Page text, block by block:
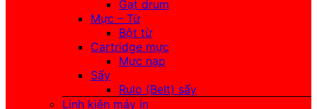
Gạt drum
Mực – Từ
Bột từ
Cartridge mực
Mực nạp
Sấy
Rulo (Belt) sấy
Linh kiện máy in